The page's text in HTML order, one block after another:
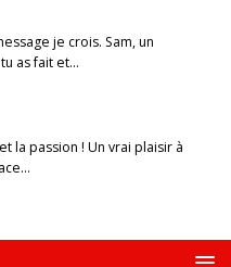
je crois. Sam, un
as fait et…
la passion ! Un vrai plaisir à